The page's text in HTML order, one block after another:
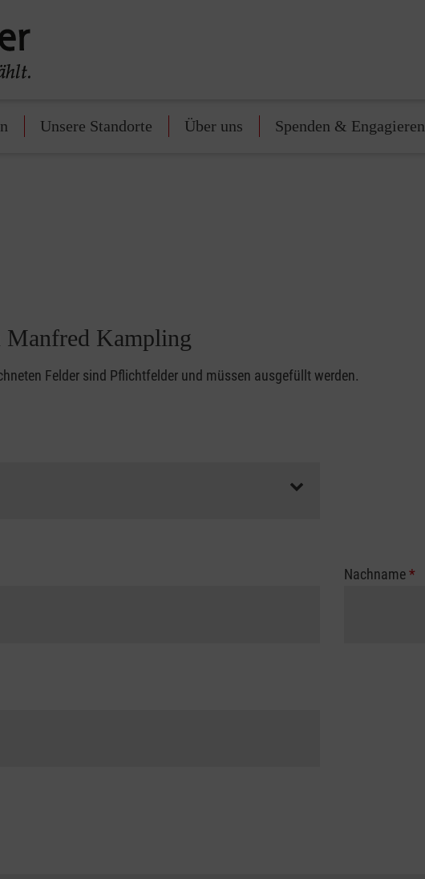
Unsere Standorte Über uns Spenden & Engagieren
Manfred Kampling
Felder sind Pflichtfelder und müssen ausgefüllt werden.
Nachname*